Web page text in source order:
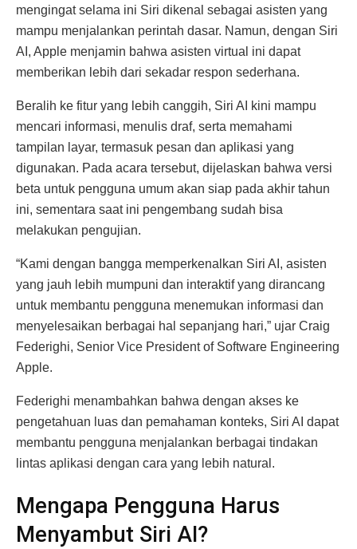
mengingat selama ini Siri dikenal sebagai asisten yang
mampu menjalankan perintah dasar. Namun, dengan Siri
AI, Apple menjamin bahwa asisten virtual ini dapat
memberikan lebih dari sekadar respon sederhana.
Beralih ke fitur yang lebih canggih, Siri AI kini mampu
mencari informasi, menulis draf, serta memahami
tampilan layar, termasuk pesan dan aplikasi yang
digunakan. Pada acara tersebut, dijelaskan bahwa versi
beta untuk pengguna umum akan siap pada akhir tahun
ini, sementara saat ini pengembang sudah bisa
melakukan pengujian.
“Kami dengan bangga memperkenalkan Siri AI, asisten
yang jauh lebih mumpuni dan interaktif yang dirancang
untuk membantu pengguna menemukan informasi dan
menyelesaikan berbagai hal sepanjang hari,” ujar Craig
Federighi, Senior Vice President of Software Engineering
Apple.
Federighi menambahkan bahwa dengan akses ke
pengetahuan luas dan pemahaman konteks, Siri AI dapat
membantu pengguna menjalankan berbagai tindakan
lintas aplikasi dengan cara yang lebih natural.
Mengapa Pengguna Harus
Menyambut Siri AI?